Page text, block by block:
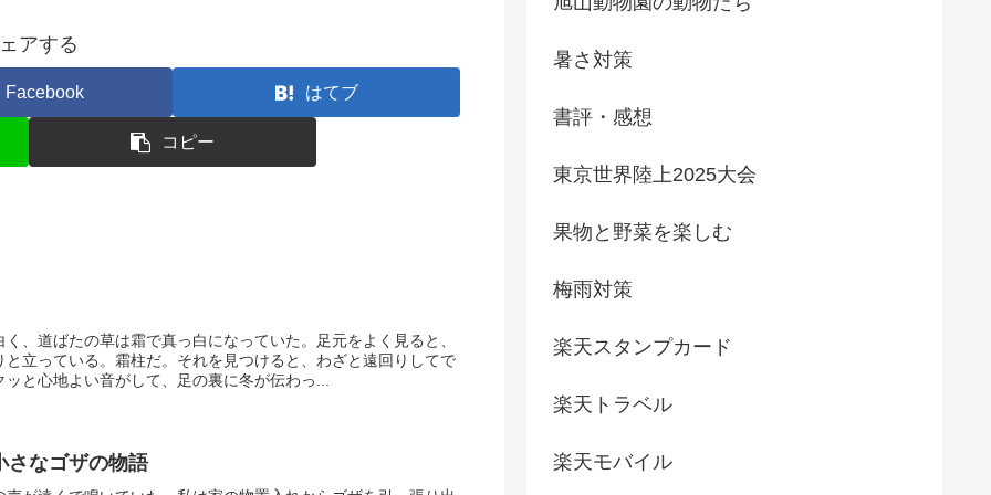
アする
Facebook はてブ
コピー
、道ばたの草は霜で真っ白になっていた。足元をよく見ると、
立っている。霜柱だ。それを見つけると、わざと遠回りしてで
と心地よい音がして、足の裏に冬が伝わっ...
さなゴザの物語
暑さ対策
書評・感想
東京世界陸上2025大会
果物と野菜を楽しむ
梅雨対策
楽天スタンプカード
楽天トラベル
楽天モバイル